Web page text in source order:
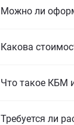
Можно ли
Какова
Что такое КБМ
Требуется ли